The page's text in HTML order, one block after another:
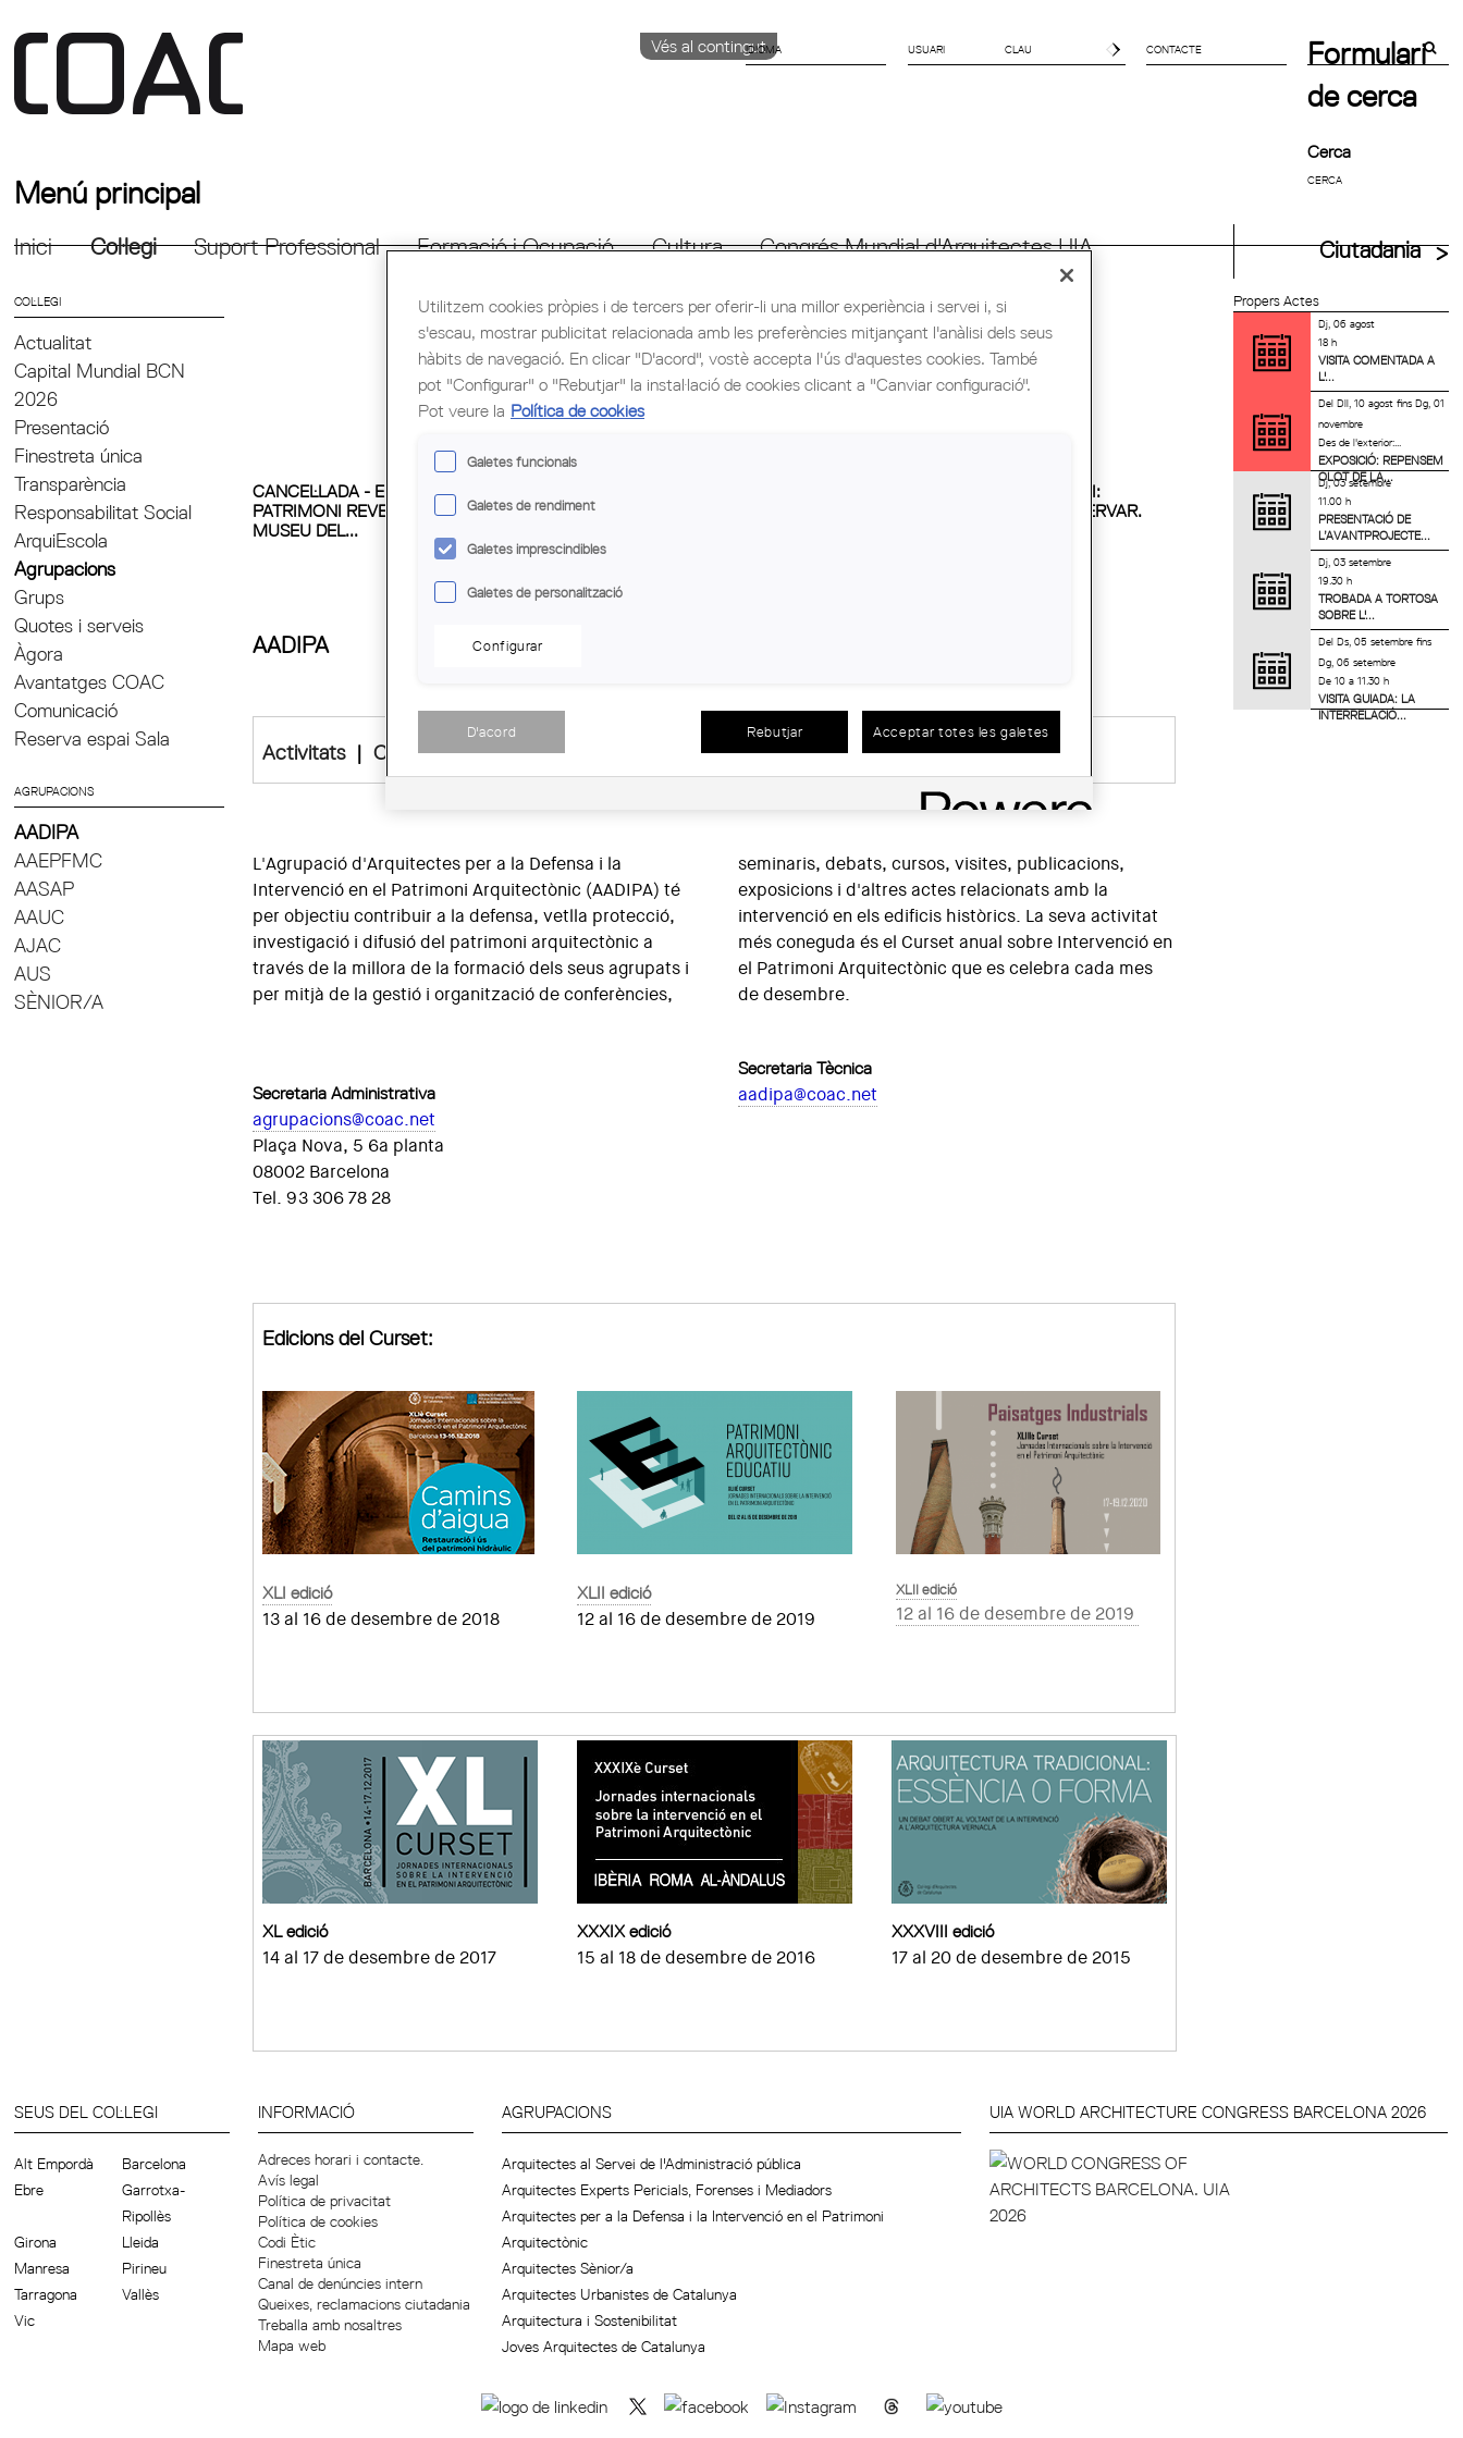
Vés al contingut
IDIOMA CONTACTE
Formulari
de cerca
Cerca
Menú principal
Inici Col·legi Suport Professional Formació i Ocupació Cultura Congrés Mundial d'Arquitectes UIA Ciutadania
Propers Actes
Dj, 06 agost
18 h
VISITA COMENTADA A
L'...
DelDll, 10 agostfinsDg, 01
novembre
Des de l'exterior:...
EXPOSICIÓ: REPENSEM
OLOT DE LA...
Dj, 03 setembre
11.00 h
PRESENTACIÓ DE
L’AVANTPROJECTE...
Dj, 03 setembre
19.30 h
TROBADA A TORTOSA
SOBRE L'...
DelDs, 05 setembrefins
Dg, 06 setembre
De 10 a 11.30 h
VISITA GUIADA: LA
INTERRELACIÓ...
COL·LEGI
Actualitat
Capital Mundial BCN
2026
Presentació
Finestreta única
Transparència
Responsabilitat Social
ArquiEscola
Agrupacions
Grups
Quotes i serveis
Àgora
Avantatges COAC
Comunicació
Reserva espai Sala
AGRUPACIONS
AADIPA
AAEPFMC
AASAP
AAUC
AJAC
AUS
SÈNIOR/A
CANCEL·LADA - EMPREMTES:
PATRIMONI REVELAT. VISITA AL
MUSEU DEL...
CONÈIXER, VALORAR, PRESERVAR.
PATRIMONI CONTEMPORANI:
CONÈIXER, VALORAR, PRESERVAR.
AADIPA
Activitats|Cursets|Premis|Informes Publicacions|Blog| Agrupa't |Qui som
L'Agrupació d'Arquitectes per a la Defensa i la
Intervenció en el Patrimoni Arquitectònic (AADIPA) té
per objectiu contribuir a la defensa, vetlla protecció,
investigació i difusió del patrimoni arquitectònic a
través de la millora de la formació dels seus agrupats i
per mitjà de la gestió i organització de conferències,
seminaris, debats, cursos, visites, publicacions,
exposicions i d'altres actes relacionats amb la
intervenció en els edificis històrics. La seva activitat
més coneguda és el Curset anual sobre Intervenció en
el Patrimoni Arquitectònic que es celebra cada mes
de desembre.
Secretaria Administrativa
agrupacions@coac.net
Plaça Nova, 5 6a planta
08002 Barcelona
Tel. 93 306 78 28
Secretaria Tècnica
aadipa@coac.net
Edicions del Curset:
XLI edició
13 al 16 de desembre de 2018
XLII edició
12 al 16 de desembre de 2019
XLII edició
12 al 16 de desembre de 2019
XL edició
14 al 17 de desembre de 2017
XXXIX edició
15 al 18 de desembre de 2016
XXXVIII edició
17 al 20 de desembre de 2015
SEUS DEL COL·LEGI
Alt Empordà
Barcelona
Ebre
Garrotxa-
Ripollès
Girona
Lleida
Manresa
Pirineu
Tarragona
Vallès
Vic
INFORMACIÓ
Adreces horari i contacte.
Avís legal
Política de privacitat
Política de cookies
Codi Ètic
Finestreta única
Canal de denúncies intern
Queixes, reclamacions ciutadania
Treballa amb nosaltres
Mapa web
AGRUPACIONS
Arquitectes al Servei de l'Administració pública
Arquitectes Experts Pericials, Forenses i Mediadors
Arquitectes per a la Defensa i la Intervenció en el Patrimoni
Arquitectònic
Arquitectes Sènior/a
Arquitectes Urbanistes de Catalunya
Arquitectura i Sostenibilitat
Joves Arquitectes de Catalunya
UIA WORLD ARCHITECTURE CONGRESS BARCELONA 2026
Utilitzem cookies pròpies i de tercers per oferir-li una millor experiència i servei i, si
s'escau, mostrar publicitat relacionada amb les preferències mitjançant l'anàlisi dels seus
hàbits de navegació. En clicar "D'acord", vostè accepta l'ús d'aquestes cookies. També
pot "Configurar" o "Rebutjar" la instal·lació de cookies clicant a "Canviar configuració".
Pot veure la Política de cookies
Galetes funcionals
Galetes de rendiment
Galetes imprescindibles
Galetes de personalització
Configurar
D'acord Rebutjar Acceptar totes les galetes